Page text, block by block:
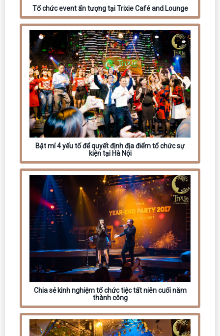
Tổ chức event ấn tượng tại Trixie Café and Lounge
Bật mí 4 yếu tố để quyết định địa điểm tổ chức sự
kiện tại Hà Nội
Chia sẻ kinh nghiệm tổ chức tiệc tất niên cuối năm
thành công